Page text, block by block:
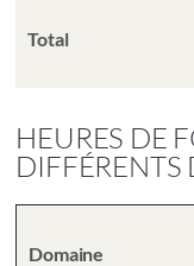
Total
HEURES DE
Domaine